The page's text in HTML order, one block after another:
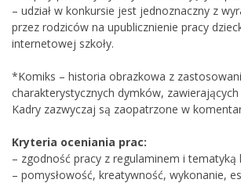
– udział w konkursie jest jednoznaczny z
przez rodziców na upublicznienie pracy
internetowej szkoły.
*Komiks – historia obrazkowa z
charakterystycznych dymków,
Kadry zazwyczaj są zaopatrzone w
Kryteria oceniania prac:
– zgodność pracy z regulaminem i tematyką
– pomysłowość, kreatywność, wykonanie,